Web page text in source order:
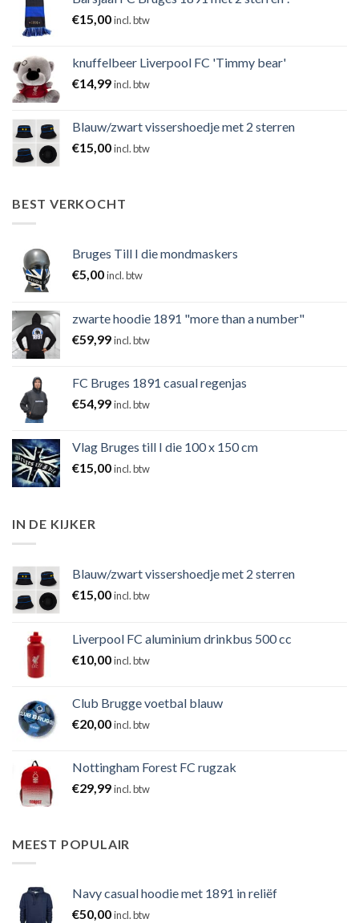
€15,00incl. btw
knuffelbeer Liverpool FC 'Timmy bear'
€14,99incl. btw
Blauw/zwart vissershoedje met 2 sterren
€15,00incl. btw
BEST VERKOCHT
Bruges Till I die mondmaskers
€5,00incl. btw
zwarte hoodie 1891 "more than a number"
€59,99incl. btw
FC Bruges 1891 casual regenjas
€54,99incl. btw
Vlag Bruges till I die 100 x 150 cm
€15,00incl. btw
IN DE KIJKER
Blauw/zwart vissershoedje met 2 sterren
€15,00incl. btw
Liverpool FC aluminium drinkbus 500 cc
€10,00incl. btw
Club Brugge voetbal blauw
€20,00incl. btw
Nottingham Forest FC rugzak
€29,99incl. btw
MEEST POPULAIR
Navy casual hoodie met 1891 in reliëf
€50,00incl. btw